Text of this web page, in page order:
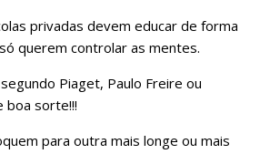
privadas devem educar de forma
querem controlar as mentes.
Piaget, Paulo Freire ou
boa sorte!!!
para outra mais longe ou mais